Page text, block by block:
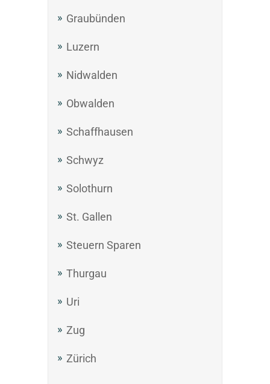
Graubünden
Luzern
Nidwalden
Obwalden
Schaffhausen
Schwyz
Solothurn
St. Gallen
Steuern Sparen
Thurgau
Uri
Zug
Zürich